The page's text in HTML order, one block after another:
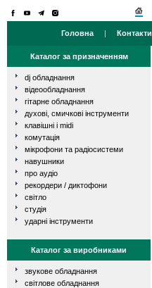
Головна | Контакти
Каталог за призначенням
dj обладнання
відеообладнання
гітарне обладнання
духові, смичкові інструменти
клавішні і midi
комутація
мікрофони та радіосистеми
навушники
про аудіо
рекордери / диктофони
світло
студія
ударні інструменти
Каталог за виробниками
звукове обладнання
світлове обладнання